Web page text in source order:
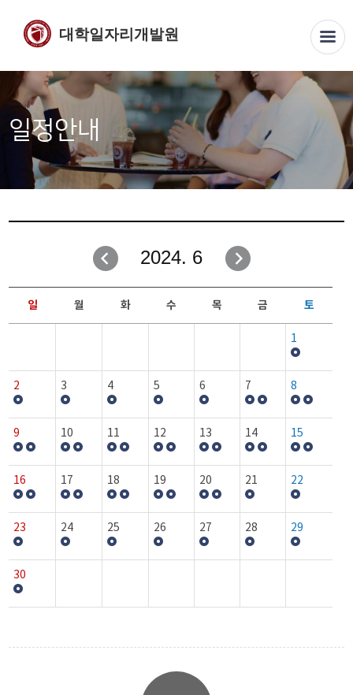
대학일자리개발원
일정안내
2024. 6
일 월 화 수 목 금 토
1
2 3 4 5 6 7 8
9 10 11 12 13 14 15
16 17 18 19 20 21 22
23 24 25 26 27 28 29
30